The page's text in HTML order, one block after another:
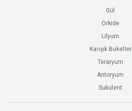
Gül
Orkide
Lilyum
Karışık Buketler
Teraryum
Antoryum
Sukulent